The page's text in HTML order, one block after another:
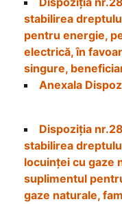
stabilirea
pentru energie,
electrică, în
singure,
Anexala
Dispoziția
stabilirea
locuinței cu gaze
suplimentul
gaze naturale,